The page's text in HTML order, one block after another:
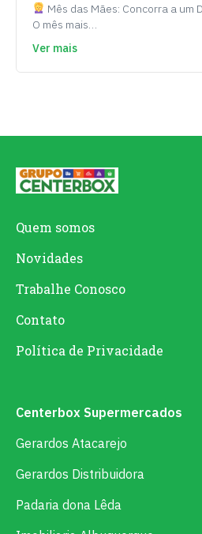
Mês das Mães: Concorra a um
O mês mais…
Ver mais
Quem somos
Novidades
Trabalhe Conosco
Contato
Política de Privacidade
Centerbox Supermercados
Gerardos Atacarejo
Gerardos Distribuidora
Padaria dona Lêda